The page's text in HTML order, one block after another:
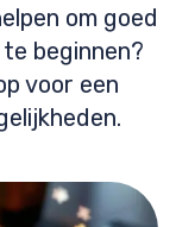
om goed
beginnen?
voor een